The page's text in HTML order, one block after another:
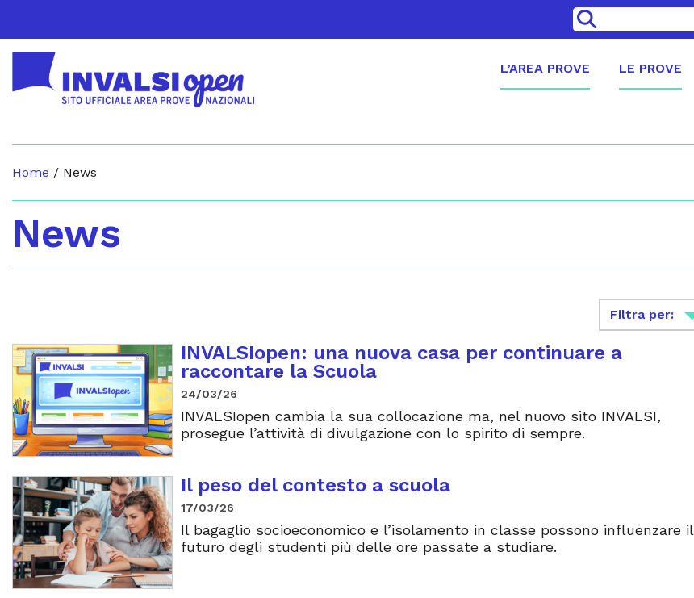
>
L’AREA PROVE LE PROVE
Home / News
News
Filtra per:
INVALSIopen: una nuova casa per continuare a
raccontare la Scuola
24/03/26
INVALSIopen cambia la sua collocazione ma, nel nuovo sito INVALSI,
prosegue l’attività di divulgazione con lo spirito di sempre.
Il peso del contesto a scuola
17/03/26
Il bagaglio socioeconomico e l’isolamento in classe possono influenzare il
futuro degli studenti più delle ore passate a studiare.